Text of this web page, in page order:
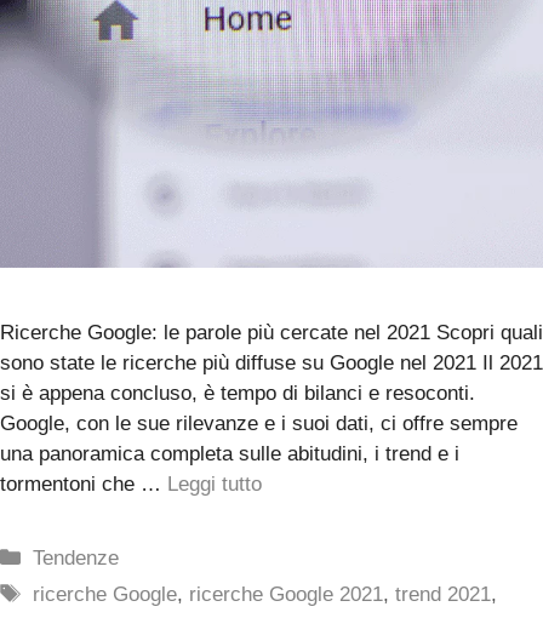
Ricerche Google: le parole più cercate nel 2021 Scopri quali
sono state le ricerche più diffuse su Google nel 2021 Il 2021
si è appena concluso, è tempo di bilanci e resoconti.
Google, con le sue rilevanze e i suoi dati, ci offre sempre
una panoramica completa sulle abitudini, i trend e i
tormentoni che … Leggi tutto
Categorie
Tendenze
Tag
ricerche Google, ricerche Google 2021,trend 2021,